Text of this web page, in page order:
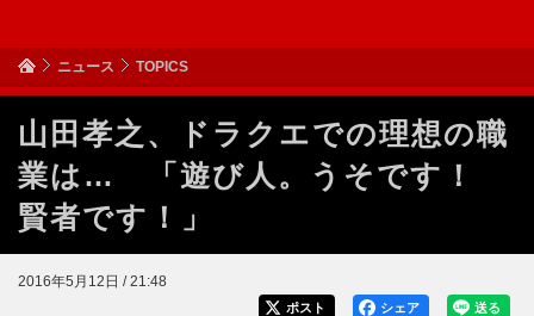
ニュース TOPICS
山田孝之、ドラクエでの理想の職
業は… 「遊び人。うそです！
賢者です！」
2016年5月12日 / 21:48
送る
シェア
ポスト